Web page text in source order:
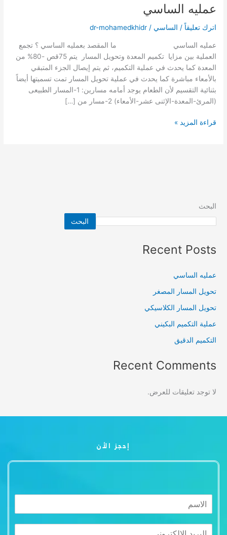
عمليه الساسي
اترك تعليقاً / الساسي /
dr-mohamedkhidr
عمليه الساسي ما المقصد بعمليه الساسي ؟ تجمع
العملية بين مزايا تكميم المعدة وتحويل المسار يتم 75قص -80% من
المعدة كما يحدث في عملية التكميم، ثم يتم إيصال الجزء المتبقي
بالأمعاء مباشرة كما يحدث في عملية تحويل المسار تمت تسميتها أيضاً
بثنائية التقسيم لأن الطعام يوجد أمامه مسارين: 1-المسار الطبيعى
(المرئ-المعدة-الإثنى عشر-الأمعاء) 2-مسار من […]
قراءة المزيد »
البحث
البحث
Recent Posts
عمليه الساسي
تحويل المسار المصغر
تحويل المسار الكلاسيكي
عملية التكميم البكيني
التكميم الدقيق
Recent Comments
لا توجد تعليقات للعرض.
إحجز الأن